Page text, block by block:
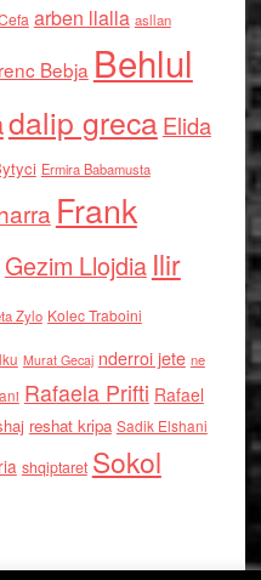
arben llalla asllan
Bebja Behlul
dalip grecaElida
Ermira Babamusta
Frank
Gezim Llojdia Ilir
Zylo Kolec Traboini
Murat Gecaj nderroi jete ne
Rafaela Prifti Rafael
reshat kripa Sadik Elshani
shqiptaret Sokol